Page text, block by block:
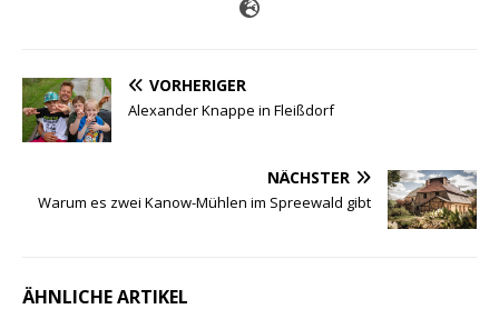
VORHERIGER
Alexander Knappe in Fleißdorf
NÄCHSTER
Warum es zwei Kanow-Mühlen im Spreewald gibt
ÄHNLICHE ARTIKEL